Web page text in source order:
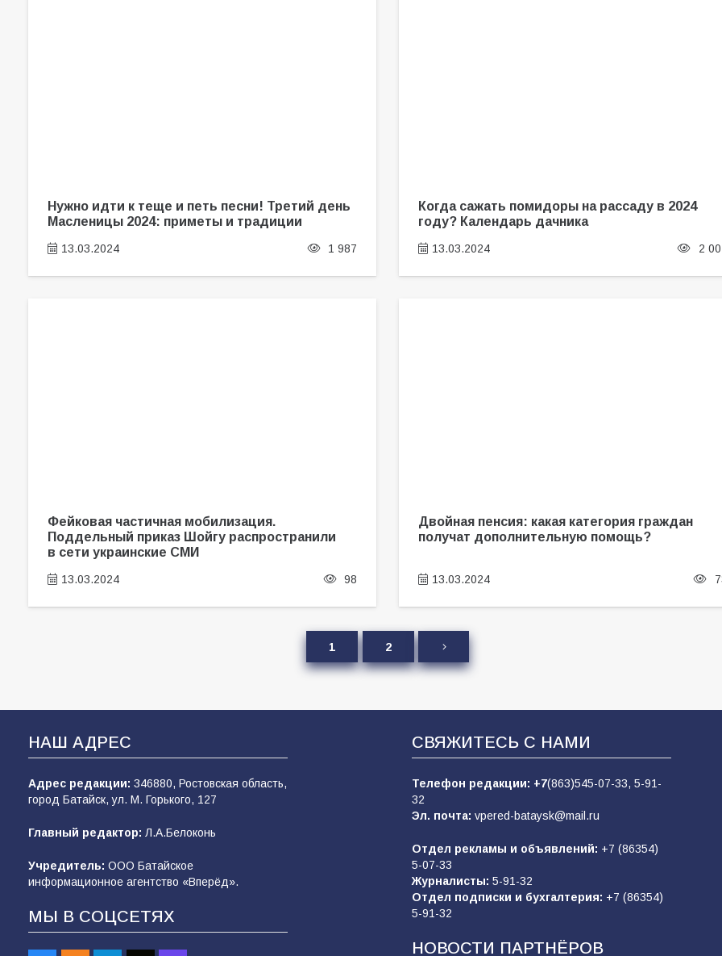
Нужно идти к теще и петь песни! Третий день
Масленицы 2024: приметы и традиции
13.03.2024 1 987
Когда сажать помидоры на рассаду в 2024
году? Календарь дачника
13.03.2024 2
Фейковая частичная мобилизация.
Поддельный приказ Шойгу распространили
в сети украинские СМИ
13.03.2024 98
Двойная пенсия: какая категория граждан
получат дополнительную помощь?
13.03.2024
1 2
НАШ АДРЕС
Адрес редакции: 346880, Ростовская область,
город Батайск, ул. М. Горького, 127
Главный редактор: Л.А.Белоконь
Учредитель: ООО Батайское
информационное агентство «Вперёд».
МЫ В СОЦСЕТЯХ
СВЯЖИТЕСЬ С НАМИ
Телефон редакции: +7(863)545-07-33, 5-91-
32
Эл. почта: vpered-bataysk@mail.ru
Отдел рекламы и объявлений: +7 (86354)
5-07-33
Журналисты: 5-91-32
Отдел подписки и бухгалтерия: +7 (86354)
5-91-32
НОВОСТИ ПАРТНЁРОВ